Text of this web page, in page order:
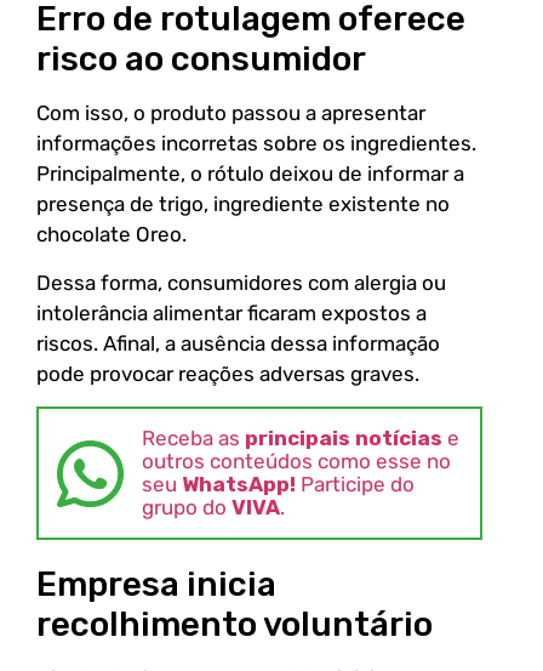
Erro de rotulagem oferece
risco ao consumidor
Com isso, o produto passou a apresentar
informações incorretas sobre os ingredientes.
Principalmente, o rótulo deixou de informar a
presença de trigo, ingrediente existente no
chocolate Oreo.
Dessa forma, consumidores com alergia ou
intolerância alimentar ficaram expostos a
riscos. Afinal, a ausência dessa informação
pode provocar reações adversas graves.
Receba as principais notícias e
outros conteúdos como esse no
seu WhatsApp! Participe do
grupo do VIVA.
Empresa inicia
recolhimento voluntário